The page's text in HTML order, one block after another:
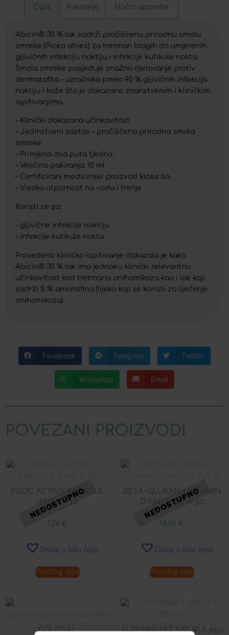
Opis Pakiranje Način uporabe
Abicin® 30 % lak sadrži pročišćenu prirodnu smolu
smreke (Picea abies) za tretman blagih do umjerenih
gljivičnih infekciju noktiju i infekcije kutikule nokta.
Smola smreke posjeduje snažno djelovanje protiv
dermatofita – uzročnika preko 90 % gljivičnih infekcija
noktiju i kože što je dokazano znanstvenim i kliničkim
ispitivanjima.
– Klinički dokazana učinkovitost
– Jedinstveni sastav – pročišćena prirodna smola
smreke
– Primjena dva puta tjedno
– Veličina pakiranja: 10 ml
– Certificirani medicinski proizvod klase lla
– Visoka otpornost na vodu i trenje
Koristi se za:
– gljivične infekcije noktiju
– infekcije kutikule nokta
Provedeno kliničko ispitivanje dokazalo je kako
Abicin® 30 % lak ima jednaku klinički relevantnu
učinkovitost kod tretmana onihomikoza kao i lak koji
sadrži 5 % amorolfina (lijeka koji se koristi za liječenje
onihomikoza).
Facebook Telegram Twitter
WhatsApp Email
POVEZANI PROIZVODI
FOLIC ACTIVE KAPSULE
(PHS) Á 30
7,76 €
Dodaj u listu želja
Pročitaj više
BETA-GLUKAN + VITAMIN
D KAPSULE Á 30
18,00 €
Dodaj u listu želja
Pročitaj više
COLOSAL
ALPENKRAFT SIRUP Á 250